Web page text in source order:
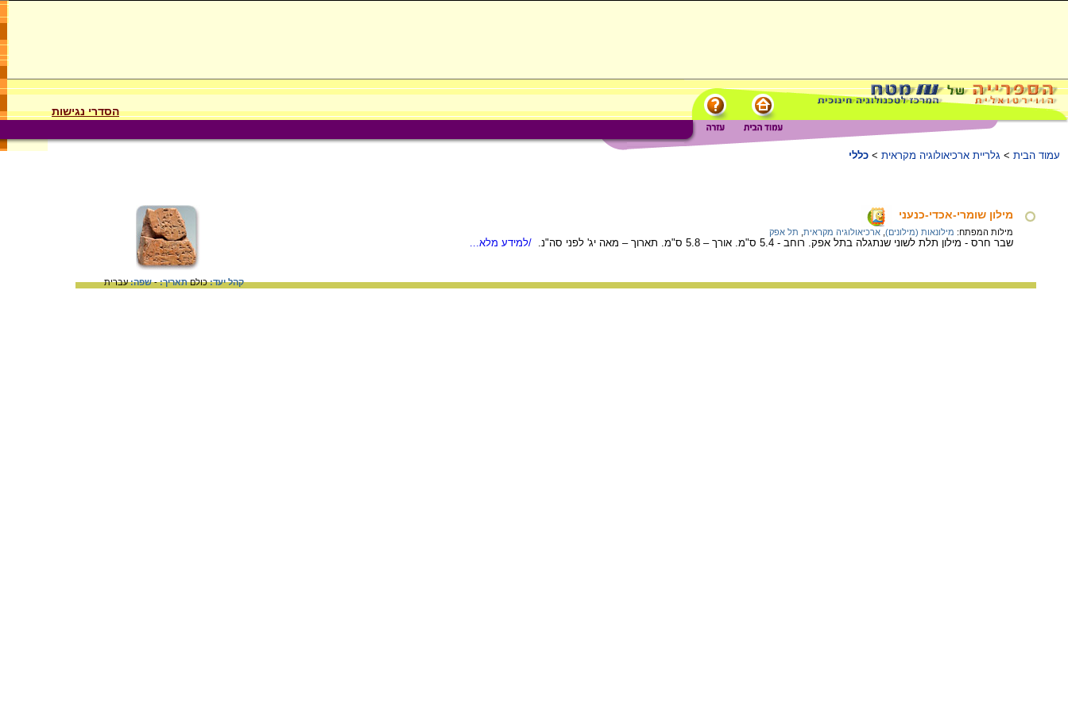
הסדרי נגישות
עמוד הבית > גלריית ארכיאולוגיה מקראית > כללי
מילון שומרי-אכדי-כנעני
מילות המפתח: מילונאות (מילונים) ארכיאולוגיה מקראית תל אפק
שבר חרס - מילון תלת לשוני שנתגלה בתל אפק. רוחב - 5.4 ס"מ. אורך – 5.8 ס"מ. תארוך – מאה יג' לפני סה"נ. /למידע מלא...
קהל יעד:כולםתאריך:-שפה:עברית